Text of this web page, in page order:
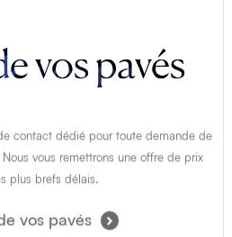
vos pavés
vous remettrons une offre de prix
plus brefs délais.